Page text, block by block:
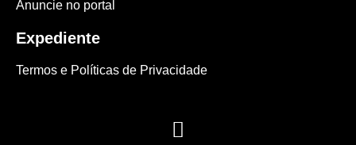
Anuncie no portal
Expediente
Termos e Políticas de Privacidade